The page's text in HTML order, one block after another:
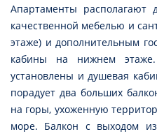
Апартаменты
качественной мебелью и
этаже) и дополнительным
кабины на нижнем
установлены и душевая
порадует два больших
на горы, ухоженную
море. Балкон с выходом